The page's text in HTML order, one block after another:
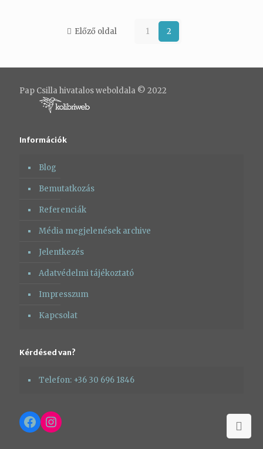
Előző oldal 1 2
Pap Csilla hivatalos weboldala © 2022
Információk
Blog
Bemutatkozás
Referenciák
Média megjelenések archive
Jelentkezés
Adatvédelmi tájékoztató
Impresszum
Kapcsolat
Kérdésed van?
Telefon: +36 30 696 1846
Facebook
Instagram